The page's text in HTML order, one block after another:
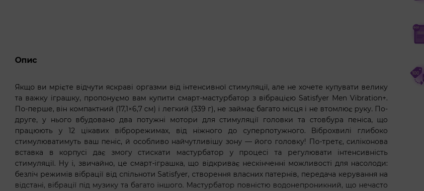
Опис
Якщо ви мрієте відчути яскраві оргазми від інтенсивної стимуляції, але не хочете купувати велику
та важку іграшку, пропонуємо вам купити смарт-мастурбатор з вібрацією Satisfyer Men Vibration+.
По-перше, він компактний (17,1×6,7 см) і легкий (339 г), не займає багато місця і не втомлює руку. По-
друге, у нього вбудовано два потужні мотори для стимуляції головки та стовбура пеніса, що
працюють у 12 цікавих віброрежимах, від ніжного до суперпотужного. Віброхвилі глибоко
стимулюватимуть ваш пеніс, й особливо найчутливішу зону — його головку! По-третє, силіконова
вставка в корпусі дає змогу стискати мастурбатор у процесі та регулювати інтенсивність
стимуляції. Ну і, звичайно, це смарт-іграшка, що відкриває нескінченні можливості для насолоди:
безліч режимів вібрації від спільноти Satisfyer, створення власних патернів, передача керування на
відстані, вібрації під музику та багато іншого. Мастурбатор повністю водонепроникний, що нечасто